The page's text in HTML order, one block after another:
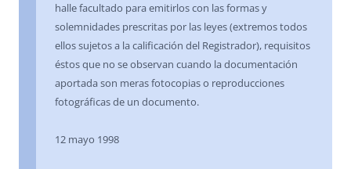
halle facultado para emitirlos con las formas y
solemnidades prescritas por las leyes (extremos todos
ellos sujetos a la calificación del Registrador), requisitos
éstos que no se observan cuando la documentación
aportada son meras fotocopias o reproducciones
fotográficas de un documento.
12 mayo 1998